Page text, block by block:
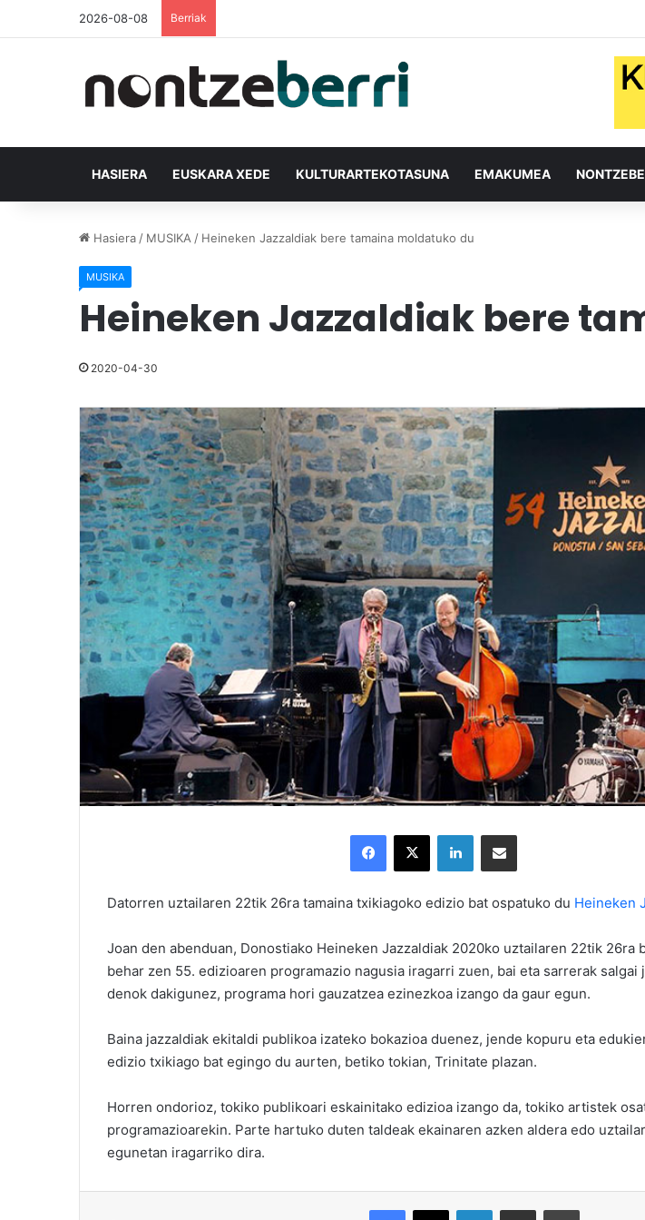
2026-08-08 Berriak
HASIERA EUSKARA XEDE KULTURARTEKOTASUNA EMAKUMEA
Hasiera / MUSIKA / Heineken Jazzaldiak bere tamaina moldatuko du
MUSIKA
Heineken Jazzaldiak bere
2020-04-30
Datorren uztailaren 22tik 26ra tamaina txikiagoko edizio bat ospatuko du Heineken
Joan den abenduan, Donostiako Heineken Jazzaldiak 2020ko uztailaren 22tik 26ra
behar zen 55. edizioaren programazio nagusia iragarri zuen, bai eta sarrerak salgai
denok dakigunez, programa hori gauzatzea ezinezkoa izango da gaur egun.
Baina jazzaldiak ekitaldi publikoa izateko bokazioa duenez, jende kopuru eta
edizio txikiago bat egingo du aurten, betiko tokian, Trinitate plazan.
Horren ondorioz, tokiko publikoari eskainitako edizioa izango da, tokiko artistek
programazioarekin. Parte hartuko duten taldeak ekainaren azken aldera edo
egunetan iragarriko dira.